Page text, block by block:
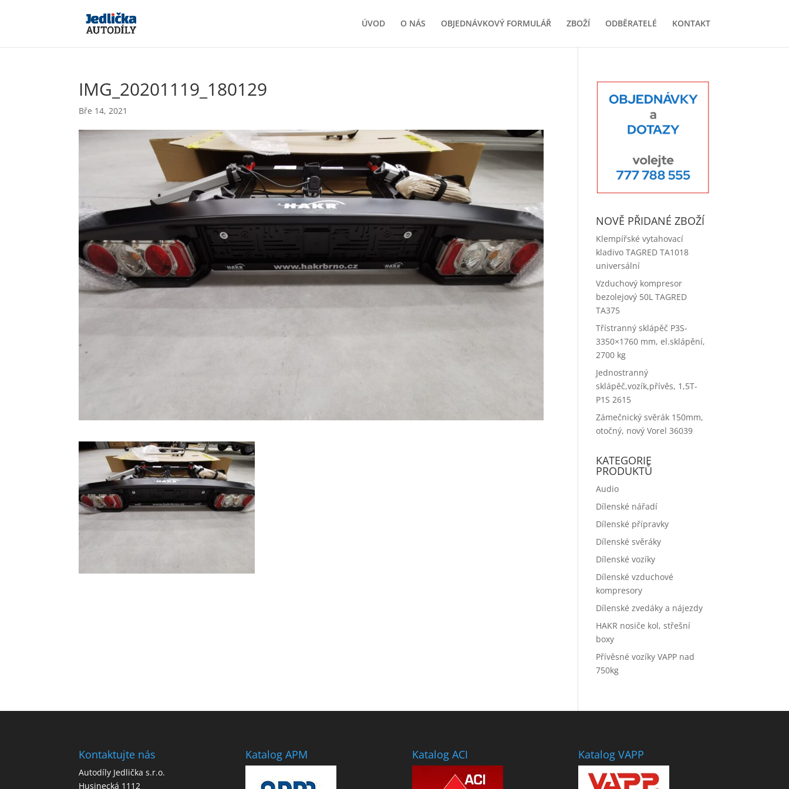
ÚVOD O NÁS OBJEDNÁVKOVÝ FORMULÁŘ ZBOŽÍ ODBĚRATELÉ KONTAKT
IMG_20201119_180129
Bře 14, 2021
NOVĚ PŘIDANÉ ZBOŽÍ
Klempířské vytahovací
kladivo TAGRED TA1018
universální
Vzduchový kompresor
bezolejový 50L TAGRED
TA375
Třístranný sklápěč P3S-
3350×1760 mm, el.sklápění,
2700 kg
Jednostranný
sklápěč,vozík,přívěs, 1,5T-
P1S 2615
Zámečnický svěrák 150mm,
otočný, nový Vorel 36039
KATEGORIE
PRODUKTŮ
Audio
Dílenské nářadí
Dílenské přípravky
Dílenské svěráky
Dílenské vozíky
Dílenské vzduchové
kompresory
Dílenské zvedáky a nájezdy
HAKR nosiče kol, střešní
boxy
Přívěsné vozíky VAPP nad
750kg
Kontaktujte nás
Autodíly Jedlička s.r.o.
Husinecká 1112
Katalog APM Katalog ACI Katalog VAPP